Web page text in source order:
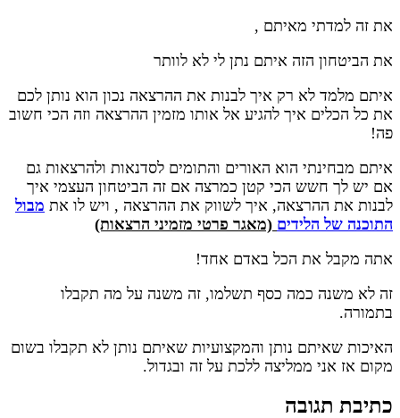
את זה למדתי מאיתם ,
את הביטחון הזה איתם נתן לי לא לוותר
איתם מלמד לא רק איך לבנות את ההרצאה נכון הוא נותן לכם
את כל הכלים איך להגיע אל אותו מזמין ההרצאה וזה הכי חשוב
פה!
איתם מבחינתי הוא האורים והתומים לסדנאות ולהרצאות גם
אם יש לך חשש הכי קטן כמרצה אם זה הביטחון העצמי איך
לבנות את ההרצאה, איך לשווק את ההרצאה , ויש לו את מבול
התוכנה של הלידים (מאגר פרטי מזמיני הרצאות)
אתה מקבל את הכל באדם אחד!
זה לא משנה כמה כסף תשלמו, זה משנה על מה תקבלו
בתמורה.
האיכות שאיתם נותן והמקצועיות שאיתם נותן לא תקבלו בשום
מקום אז אני ממליצה ללכת על זה ובגדול.
כתיבת תגובה